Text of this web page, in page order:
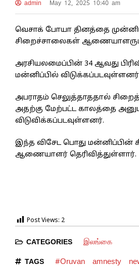
admin May 12, 2025 10:40 am
வெசாக் போயா தினத்தை
சிறைச்சாலைகள் ஆணையாளரும்
அரசியலமைப்பின் 34 ஆவது
மன்னிப்பில்
அபராதம் செலுத்தாததால்
அதற்கு மேற்பட்ட காலத்தை
விடுவிக்கப்படவுள்ளனர்.
இந்த விசேட பொது
ஆணையாளர் தெரிவித்துள்ளார்.
Post Views: 2
CATEGORIES இலங்கை
TAGS #Oruvan amnesty